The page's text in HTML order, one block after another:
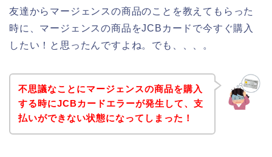
友達からマージェンスの商品のことを教えてもらった
時に、マージェンスの商品をJCBカードで今すぐ購入
したい！と思ったんですよね。でも、、、。
不思議なことにマージェンスの商品を購入
する時にJCBカードエラーが発生して、支
払いができない状態になってしまった！